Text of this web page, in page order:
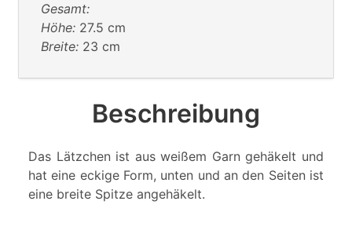
Gesamt:
Höhe: 27.5 cm
Breite: 23 cm
Beschreibung
Das Lätzchen ist aus weißem Garn gehäkelt und
hat eine eckige Form, unten und an den Seiten ist
eine breite Spitze angehäkelt.